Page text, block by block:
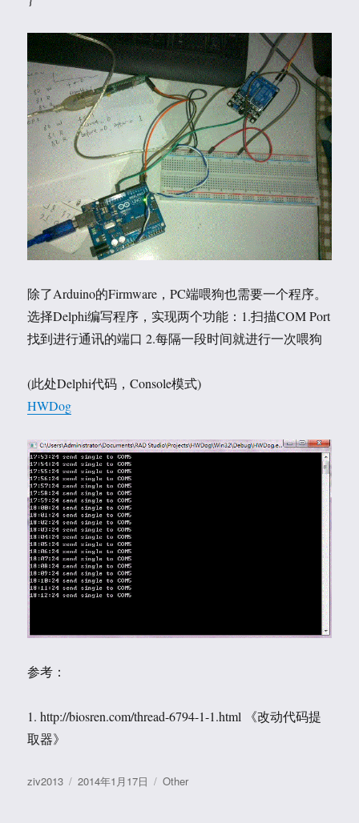
除了Arduino的Firmware，PC端喂狗也需要一个程序。
选择Delphi编写程序，实现两个功能：1.扫描COM Port
找到进行通讯的端口 2.每隔一段时间就进行一次喂狗
(此处Delphi代码，Console模式)
HWDog
参考：
1. http://biosren.com/thread-6794-1-1.html 《改动代码提
取器》
作
ziv2013
发
2014年1月17日
分
Other